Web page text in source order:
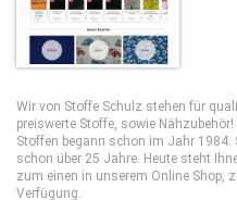
Wir von Stoffe Schulz stehen für
preiswerte Stoffe, sowie
Stoffen begann schon im Jahr
schon über 25 Jahre. Heute steht
zum einen in unserem Online Shop,
Verfügung.